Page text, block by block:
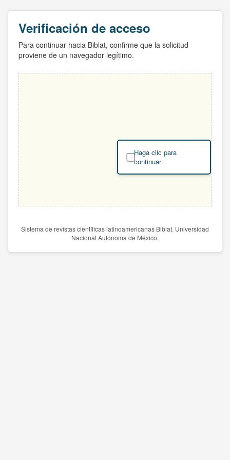
Verificación de acceso
Para continuar hacia Biblat, confirme que la solicitud
proviene de un navegador legítimo.
Haga clic para
continuar
Sistema de revistas científicas latinoamericanas Biblat. Universidad
Nacional Autónoma de México.